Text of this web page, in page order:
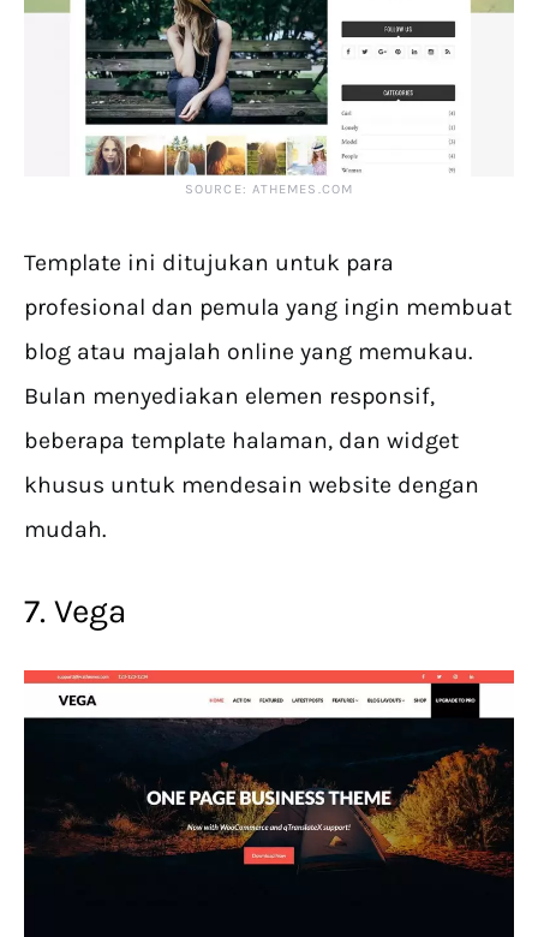
SOURCE: ATHEMES.COM
Template ini ditujukan untuk para
profesional dan pemula yang ingin membuat
blog atau majalah online yang memukau.
Bulan menyediakan elemen responsif,
beberapa template halaman, dan widget
khusus untuk mendesain website dengan
mudah.
7. Vega